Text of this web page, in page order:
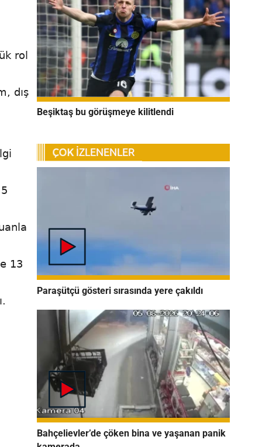
rol
dış
13
Beşiktaş bu görüşmeye kilitlendi
Paraşütçü gösteri sırasında yere çakıldı
Bahçelievler’de çöken bina ve yaşanan panik